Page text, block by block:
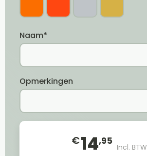
Naam*
Opmerkingen
€14,95
Incl. BTW